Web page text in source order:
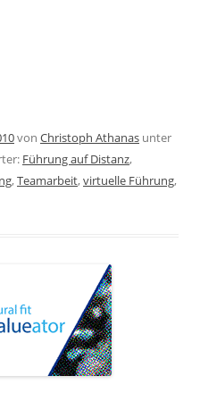
von Christoph Athanas unter
Führung auf Distanz,
,Teamarbeit,virtuelle Führung,